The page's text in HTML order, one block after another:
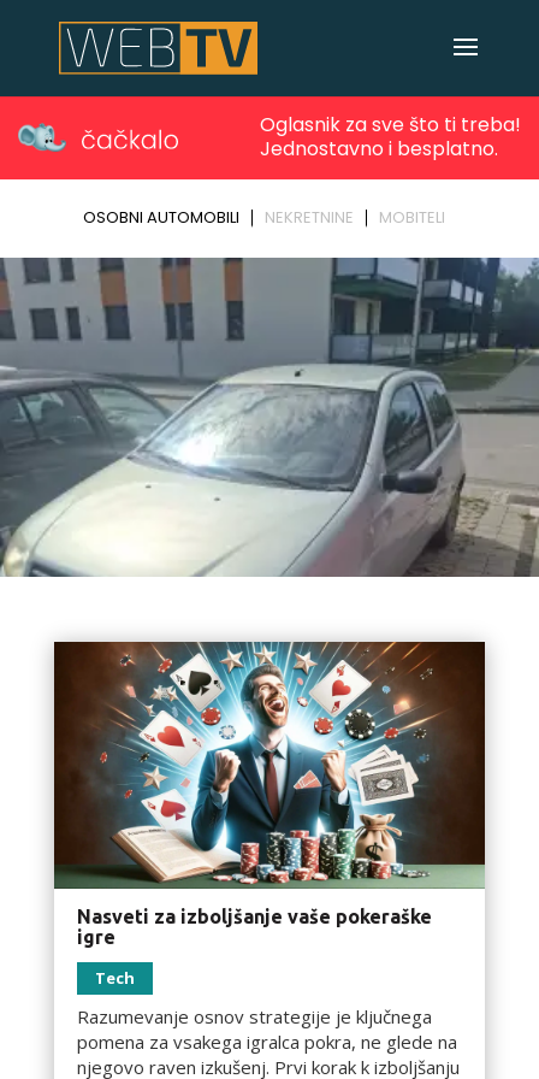
Nasveti za izboljšanje vaše pokeraške
igre
Tech
Razumevanje osnov strategije je ključnega
pomena za vsakega igralca pokra, ne glede na
njegovo raven izkušenj. Prvi korak k izboljšanju